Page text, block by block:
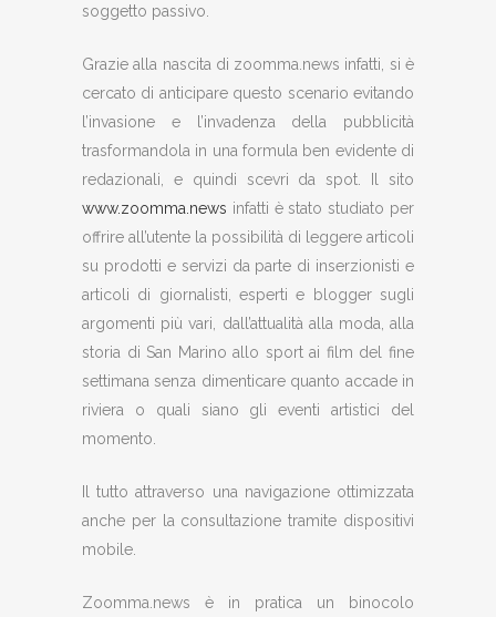
soggetto passivo.
Grazie alla nascita di zoomma.news infatti, si è
cercato di anticipare questo scenario evitando
l’invasione e l’invadenza della pubblicità
trasformandola in una formula ben evidente di
redazionali, e quindi scevri da spot. Il sito
www.zoomma.news infatti è stato studiato per
offrire all’utente la possibilità di leggere articoli
su prodotti e servizi da parte di inserzionisti e
articoli di giornalisti, esperti e blogger sugli
argomenti più vari, dall’attualità alla moda, alla
storia di San Marino allo sport ai film del fine
settimana senza dimenticare quanto accade in
riviera o quali siano gli eventi artistici del
momento.
Il tutto attraverso una navigazione ottimizzata
anche per la consultazione tramite dispositivi
mobile.
Zoomma.news è in pratica un binocolo